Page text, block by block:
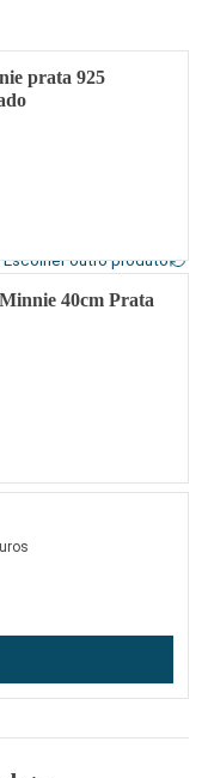
prata 925
40cm Prata
Escolher outro produto